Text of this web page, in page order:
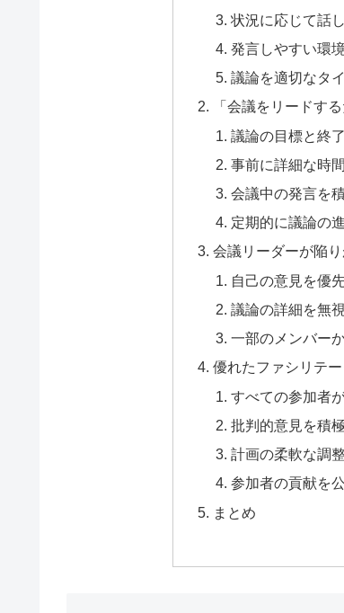
状況に応じて話
発言しやすい環
議論を適切なタ
「会議をリードす
議論の目標と終
事前に詳細な時
会議中の発言を
定期的に議論の
会議リーダーが陥
自己の意見を優
議論の詳細を無
一部のメンバー
優れたファシリテ
すべての参加者
批判的意見を積
計画の柔軟な調
参加者の貢献を
まとめ